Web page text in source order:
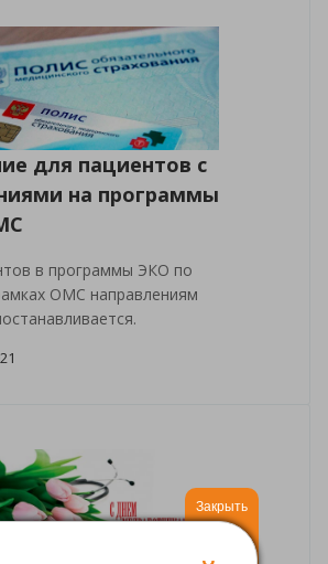
Закрыть
для пациентов с
на программы
в программы ЭКО по
ОМС направлениям